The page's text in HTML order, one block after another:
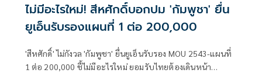
ไม่มีอะไรใหม่! สีหศักดิ์บอกปม 'กัมพูชา' ยื่น
ยูเอ็นรับรองแผนที่ 1 ต่อ 200,000
'สีหศักดิ์' ไม่กังวล 'กัมพูชา' ยื่นยูเอ็นรับรอง MOU 2543-แผนที่
1 ต่อ 200,000​ ชี้ไม่มีอะไรใหม่ ยอมรับไทยต้องเดินหน้า